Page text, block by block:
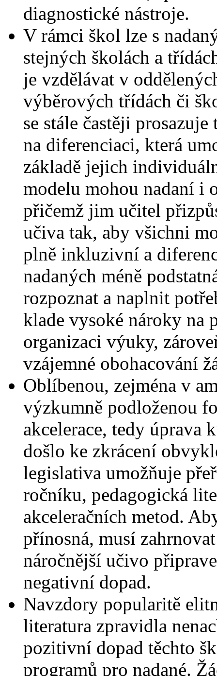
diagnostické nástroje.
V rámci škol lze s
stejných školách a
je vzdělávat v
výběrových třídách či
se stále častěji
na diferenciaci, která
základě jejich
modelu mohou nadaní i
přičemž jim učitel
učiva tak, aby všichni
plně inkluzivní a
nadaných méně
rozpoznat a naplnit
klade vysoké nároky na
organizaci výuky,
vzájemné obohacování
Oblíbenou, zejména v
výzkumně podloženou
akcelerace, tedy úprava
došlo ke zkrácení
legislativa umožňuje
ročníku, pedagogická
akceleračních metod.
přínosná, musí
náročnější učivo
negativní dopad.
Navzdory popularitě
literatura zpravidla
pozitivní dopad těchto
programů pro nadané.